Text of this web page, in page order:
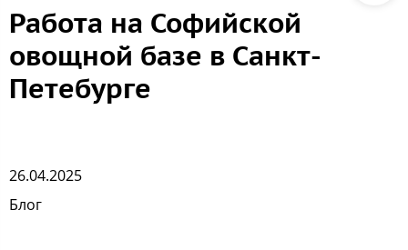
Работа на Софийской
овощной базе в Санкт-
Петебурге
26.04.2025
Блог